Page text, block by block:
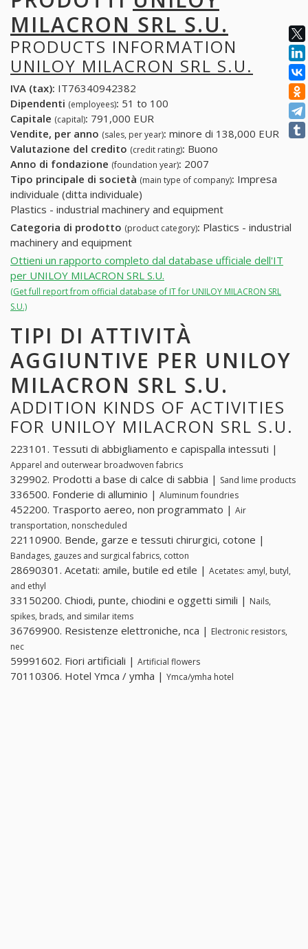
MILACRON SRL S.U.
PRODUCTS INFORMATION
UNILOY MILACRON SRL S.U.
IVA (tax): IT76340942382
Dipendenti (employees): 51 to 100
Capitale (capital): 791,000 EUR
Vendite, per anno (sales, per year): minore di 138,000 EUR
Valutazione del credito (credit rating): Buono
Anno di fondazione (foundation year): 2007
Tipo principale di società (main type of company): Impresa
individuale (ditta individuale)
Plastics - industrial machinery and equipment
Categoria di prodotto (product category): Plastics - industrial
machinery and equipment
Ottieni un rapporto completo dal database ufficiale dell'IT
per UNILOY MILACRON SRL S.U.
(Get full report from official database of IT for UNILOY MILACRON SRL
S.U.)
TIPI DI ATTIVITÀ
AGGIUNTIVE PER UNILOY
MILACRON SRL S.U.
ADDITION KINDS OF ACTIVITIES
FOR UNILOY MILACRON SRL S.U.
223101. Tessuti di abbigliamento e capispalla intessuti |
Apparel and outerwear broadwoven fabrics
329902. Prodotti a base di calce di sabbia | Sand lime products
336500. Fonderie di alluminio | Aluminum foundries
452200. Trasporto aereo, non programmato | Air
transportation, nonscheduled
22110900. Bende, garze e tessuti chirurgici, cotone |
Bandages, gauzes and surgical fabrics, cotton
28690301. Acetati: amile, butile ed etile | Acetates: amyl, butyl,
and ethyl
33150200. Chiodi, punte, chiodini e oggetti simili | Nails,
spikes, brads, and similar items
36769900. Resistenze elettroniche, nca | Electronic resistors,
nec
59991602. Fiori artificiali | Artificial flowers
70110306. Hotel Ymca / ymha | Ymca/ymha hotel